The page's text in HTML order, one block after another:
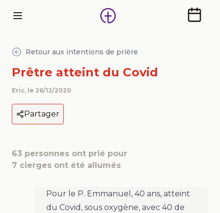
Retour aux intentions de prière
Prêtre atteint du Covid
Eric, le 26/12/2020
Partager
63 personnes ont prié pour
7 cierges ont été allumés
Pour le P. Emmanuel, 40 ans, atteint
du Covid, sous oxygène, avec 40 de